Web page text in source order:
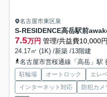
名古屋市東区泉
S-RESIDENCE高岳駅前
7.5万円 管理/共益費10,000円
24.17㎡ (1K) /新築 /13階建
名古屋市営桜通線「高岳」駅
駐輪場 オートロック エレ
インターネット対応
防犯カメ